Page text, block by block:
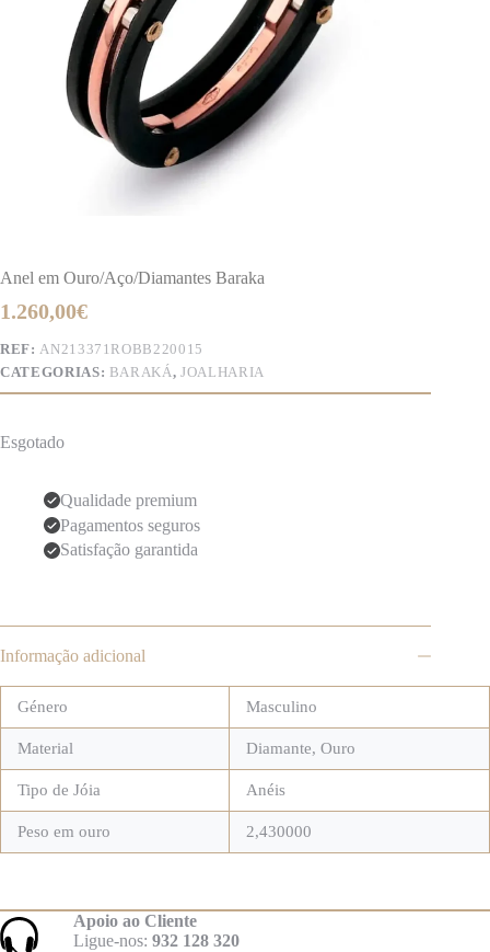
Anel em Ouro/Aço/Diamantes Baraka
1.260,00€
REF: AN213371ROBB220015
CATEGORIAS: BARAKÁ,JOALHARIA
Esgotado
Qualidade premium
Pagamentos seguros
Satisfação garantida
Informação adicional
Género Masculino
Material Diamante, Ouro
Tipo de Jóia Anéis
Peso em ouro 2,430000
Apoio ao Cliente
Ligue-nos: 932 128 320